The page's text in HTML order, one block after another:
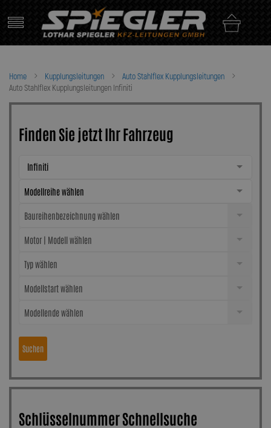
content
Home Kupplungsleitungen
Auto Stahlflex Kupplungsleitungen
Auto Stahlflex Kupplungsleitungen Infiniti
Finden Sie jetzt Ihr Fahrzeug
Infiniti
Modellreihe wählen
Baureihenbezeichnung wählen
Motor | Modell wählen
Typ wählen
Modellstart wählen
Modellende wählen
Suchen
Schlüsselnummer Schnellsuche